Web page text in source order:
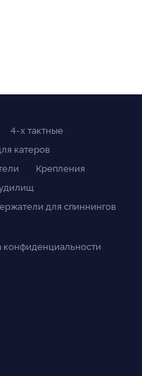
4-x тактные
катеров
Крепления
для спиннингов
конфиденциальности